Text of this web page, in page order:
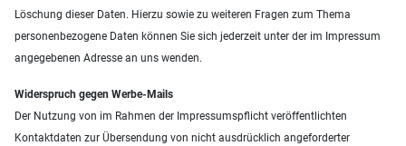
Löschung dieser Daten. Hierzu sowie zu weiteren Fragen zum Thema
personenbezogene Daten können Sie sich jederzeit unter der im Impressum
angegebenen Adresse an uns wenden.
Widerspruch gegen Werbe-Mails
Der Nutzung von im Rahmen der Impressumspflicht veröffentlichten
Kontaktdaten zur Übersendung von nicht ausdrücklich angeforderter